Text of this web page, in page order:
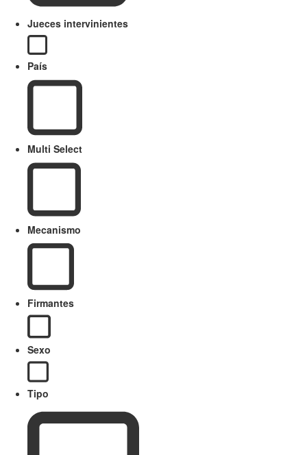
Jueces intervinientes
País
Multi Select
Mecanismo
Firmantes
Sexo
Tipo